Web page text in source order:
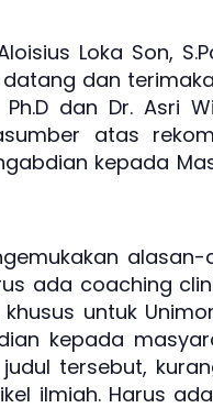
Loka Son,
dan
Ph.D dan Dr. Asri
atas
kepada
ada coaching
untuk
kepada
judul tersebut,
ilmiah. Harus